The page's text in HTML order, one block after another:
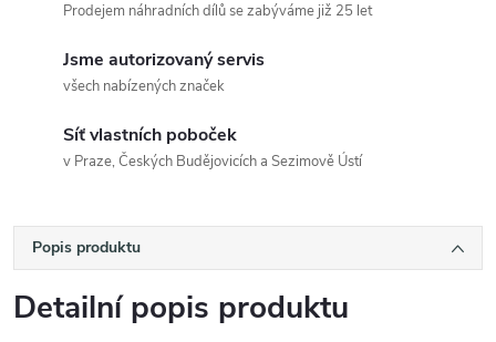
Prodejem náhradních dílů se zabýváme již 25 let
Jsme autorizovaný servis
všech nabízených značek
Síť vlastních poboček
v Praze, Českých Budějovicích a Sezimově Ústí
Popis produktu
Detailní popis produktu